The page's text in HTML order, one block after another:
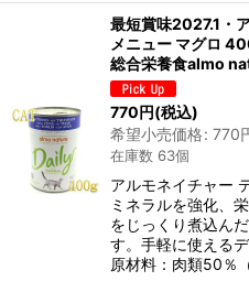
最短賞味2027.1・
メニュー マグロ
総合栄養食almo
770円(税込)
希望小売価格: 770
在庫数 63個
アルモネイチャー
ミネラルを強化、
をじっくり煮込ん
す。手軽に使える
原材料：肉類50％